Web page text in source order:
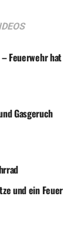
Feuerwehr hat
Gasgeruch
und ein Feuer